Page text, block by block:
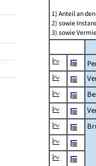
1) Anteil an
2) sowie
3) sowie